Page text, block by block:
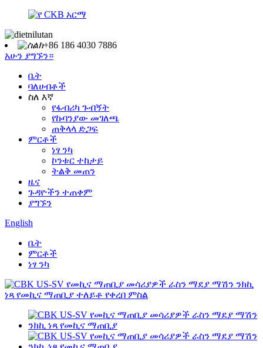
+86 186 4030 7886
አሁን ያግኙን።
ቤት
ባለሀብቶች
ስለ እኛ
የፋብሪካ ጉብኝት
የኩባንያው መገለጫ
ጠቅላላ ድጋፍ
ምርቶች
ነፃ ንካ
ኮንቱር ተከታይ
ትልቅ መጠን
ዜና
ጉዳዮችን ተጠቀም
ያግኙን
English
ቤት
ምርቶች
ነፃ ንካ